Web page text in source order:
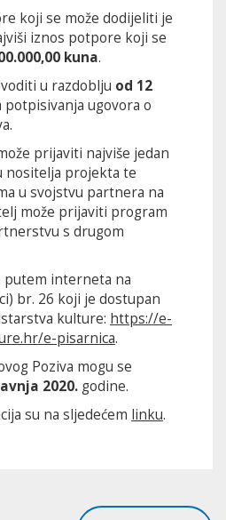
koji se može dodijeliti je
iznos potpore koji se
kuna.
u razdoblju od 12
potpisivanja ugovora o
prijaviti najviše jedan
nositelja projekta te
u svojstvu partnera na
može prijaviti program
s drugom
putem interneta na
br. 26 koji je dostupan
kulture: https://e-
e-pisarnica.
Poziva mogu se
2020. godine.
su na sljedećem linku.